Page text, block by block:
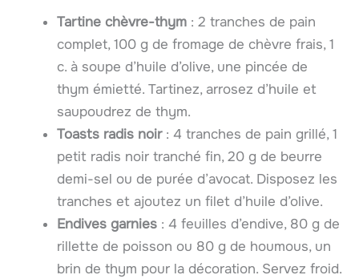
Tartine chèvre-thym : 2 tranches de pain
complet, 100 g de fromage de chèvre frais, 1
c. à soupe d’huile d’olive, une pincée de
thym émietté. Tartinez, arrosez d’huile et
saupoudrez de thym.
Toasts radis noir: 4 tranches de pain grillé, 1
petit radis noir tranché fin, 20 g de beurre
demi-sel ou de purée d’avocat. Disposez les
tranches et ajoutez un filet d’huile d’olive.
Endives garnies : 4 feuilles d’endive, 80 g de
rillette de poisson ou 80 g de houmous, un
brin de thym pour la décoration. Servez froid.